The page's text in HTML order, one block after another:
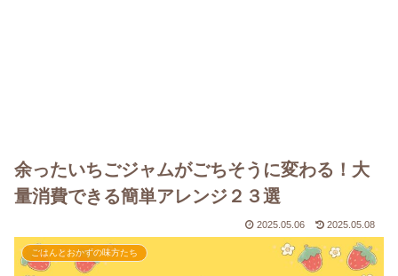
余ったいちごジャムがごちそうに変わる！大
量消費できる簡単アレンジ２３選
2025.05.06 2025.05.08
ごはんとおかずの味方たち